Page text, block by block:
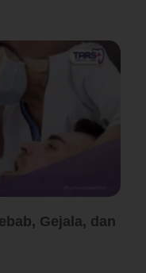
Gejala, dan